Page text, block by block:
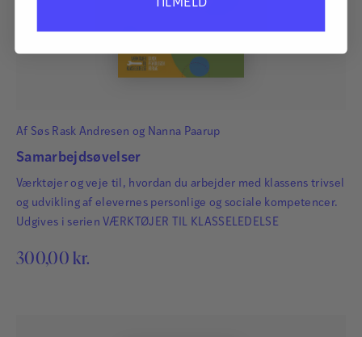
ScienceTalenter i Sorø og har arbejdet indgående
med mindset-tankegangen i undervisningen.
Af Søs Rask Andresen og Nanna Paarup
Samarbejdsøvelser
Værktøjer og veje til, hvordan du arbejder med klassens trivsel
og udvikling af elevernes personlige og sociale kompetencer.
Udgives i serien VÆRKTØJER TIL KLASSELEDELSE
300,00 kr.
TILMELD